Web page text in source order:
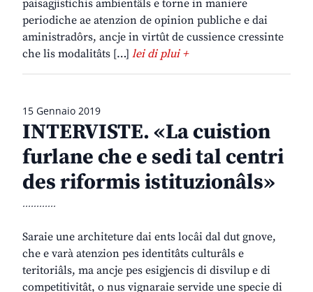
paisagjistichis ambientâls e torne in maniere
periodiche ae atenzion de opinion publiche e dai
aministradôrs, ancje in virtût de cussience cressinte
che lis modalitâts […] lei di plui +
15 Gennaio 2019
INTERVISTE. «La cuistion
furlane che e sedi tal centri
des riformis istituzionâls»
............
Saraie une architeture dai ents locâi dal dut gnove,
che e varà atenzion pes identitâts culturâls e
teritoriâls, ma ancje pes esigjencis di disvilup e di
competitivitât, o nus vignaraie servide une specie di